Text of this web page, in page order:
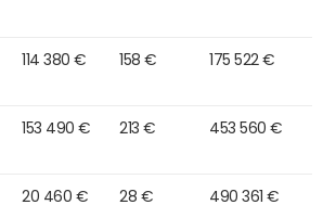
114 380 € 158 € 175 522 €
153 490 € 213 € 453 560 €
20 460 € 28 € 490 361 €